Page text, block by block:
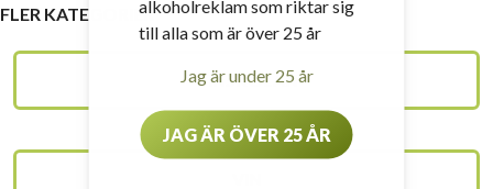
FLER KATEGORIER
VINSKOLAN
alkoholreklam som riktar sig
till alla som är över 25 år
Jag är under 25 år
JAG ÄR ÖVER 25 ÅR